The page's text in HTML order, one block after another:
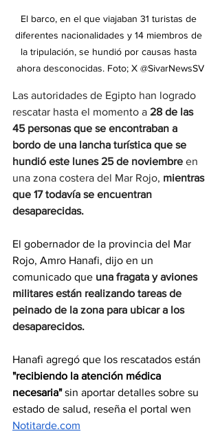
El barco, en el que viajaban 31 turistas de
diferentes nacionalidades y 14 miembros de
la tripulación, se hundió por causas hasta
ahora desconocidas. Foto; X @SivarNewsSV
Las autoridades de Egipto han logrado
rescatar hasta el momento a 28 de las
45 personas que se encontraban a
bordo de una lancha turística que se
hundió este lunes 25 de noviembre en
una zona costera del Mar Rojo, mientras
que 17 todavía se encuentran
desaparecidas.
El gobernador de la provincia del Mar
Rojo, Amro Hanafi, dijo en un
comunicado que una fragata y aviones
militares están realizando tareas de
peinado de la zona para ubicar a los
desaparecidos.
Hanafi agregó que los rescatados están
"recibiendo la atención médica
necesaria" sin aportar detalles sobre su
estado de salud, reseña el portal wen
Notitarde.com